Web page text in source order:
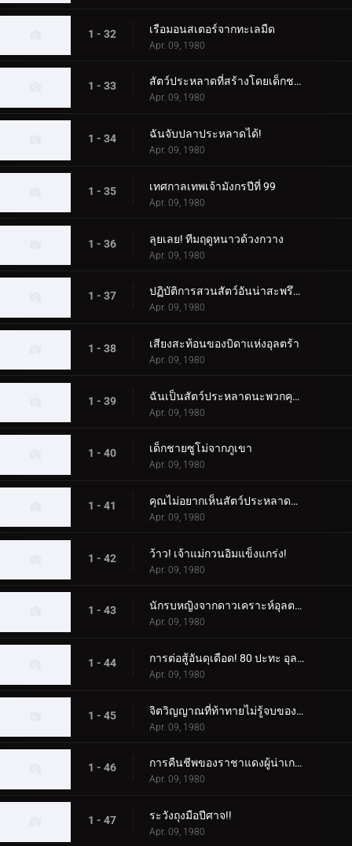
1 - 32 เรือมอนสเตอร์จากทะเลมืด
Apr. 09, 1980
1 - 33 สัตว์ประหลาดที่สร้างโดยเด็กชาย
Apr. 09, 1980
1 - 34 ฉันจับปลาประหลาดได้!
Apr. 09, 1980
1 - 35 เทศกาลเทพเจ้ามังกรปีที่ 99
Apr. 09, 1980
1 - 36 ลุยเลย! ทีมฤดูหนาวด้วงกวาง
Apr. 09, 1980
1 - 37 ปฏิบัติการสวนสัตว์อันน่าสะพรึงกลัวของ Alien Baltan
Apr. 09, 1980
1 - 38 เสียงสะท้อนของบิดาแห่งอุลตร้า
Apr. 09, 1980
1 - 39 ฉันเป็นสัตว์ประหลาดนะพวกคุณ!
Apr. 09, 1980
1 - 40 เด็กชายซูโม่จากภูเขา
Apr. 09, 1980
1 - 41 คุณไม่อยากเห็นสัตว์ประหลาดนก Zero Fighter เหรอ?
Apr. 09, 1980
1 - 42 ว้าว! เจ้าแม่กวนอิมแข็งแกร่ง!
Apr. 09, 1980
1 - 43 นักรบหญิงจากดาวเคราะห์อุลตร้า
Apr. 09, 1980
1 - 44 การต่อสู้อันดุเดือด! 80 ปะทะ อุลตร้าเซเว่น
Apr. 09, 1980
1 - 45 จิตวิญญาณที่ท้าทายไม่รู้จบของเอเลี่ยน บัลตัน
Apr. 09, 1980
1 - 46 การคืนชีพของราชาแดงผู้น่าเกรงขาม
Apr. 09, 1980
1 - 47 ระวังถุงมือปีศาจ!!
Apr. 09, 1980